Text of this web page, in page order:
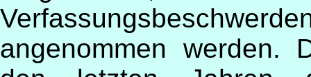
angenommen werden.